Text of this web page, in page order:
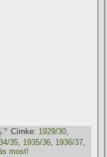
Címke: 1929/30,
35 1935/36 1936/37
most!